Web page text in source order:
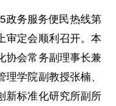
政务服务便民热线第
审定会顺利召开。本
协会常务副理事长兼
学院副教授张楠、
新标准化研究所副所